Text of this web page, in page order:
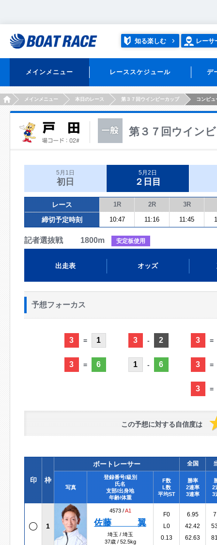
知る楽しむ レーサ
メインメニュー レーススケジュール デ
HOMEメインメニュー 本日のレース 第３７回ウインビーカップ コンピュ
第３７回ウイン
5月1日
初日
5月2日
２日目
レース 1R 2R 3R
締切予定時刻 10:47 11:16 11:45
記者選抜戦 1800m 安定板使用
出走表 オッズ
予想フォーカス
3 = 1
3 = 6
3 - 2
1 - 6
3 =
3 =
3 =
この予想に対する自信度は
印 枠
ボートレーサー 全国
写真
登録番号/級別
氏名
支部/出身地
年齢/体重
F数
L数
平均ST
勝率
2連率
3連率
2
3
1
4573 /A1
佐藤 翼
埼玉 / 埼玉
37歳 / 52.5kg
F0
L0
0.13
6.95
42.42
62.63